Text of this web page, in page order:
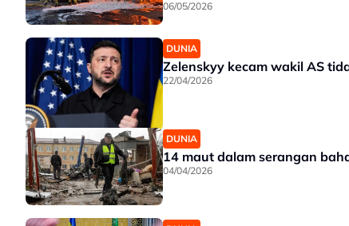
06/05/2026
DUNIA
Zelenskyy kecam wakil AS
22/04/2026
DUNIA
14 maut dalam serangan
04/04/2026